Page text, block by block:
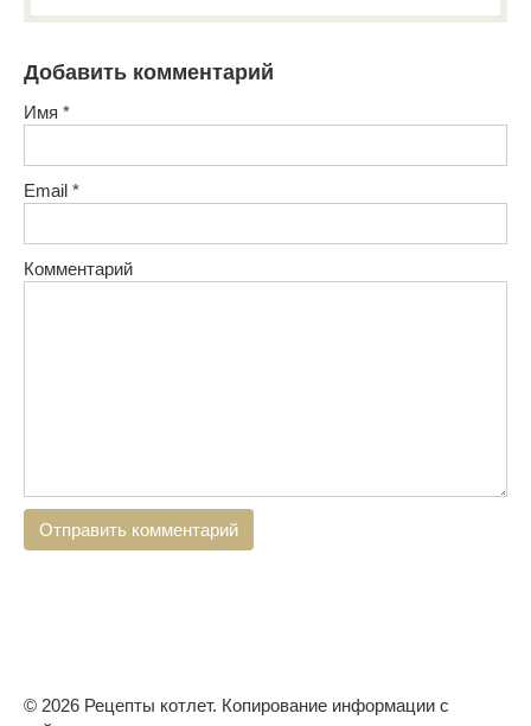
Добавить комментарий
Имя *
Email *
Комментарий
© 2026 Рецепты котлет. Копирование информации с